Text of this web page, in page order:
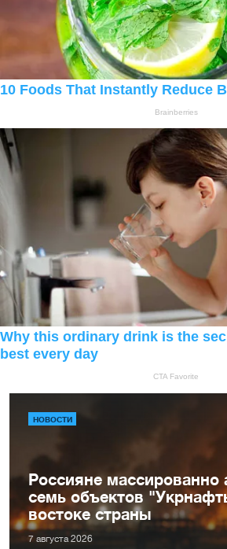
НОВОСТИ
Россияне массированно
семь объектов
востоке страны
7 августа 2026